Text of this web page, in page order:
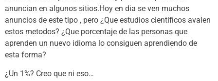
anuncian en algunos sitios.Hoy en dia se ven muchos
anuncios de este tipo , pero ¿Que estudios cientificos avalen
estos metodos? ¿Que porcentaje de las personas que
aprenden un nuevo idioma lo consiguen aprendiendo de
esta forma?
¿Un 1%? Creo que ni eso…